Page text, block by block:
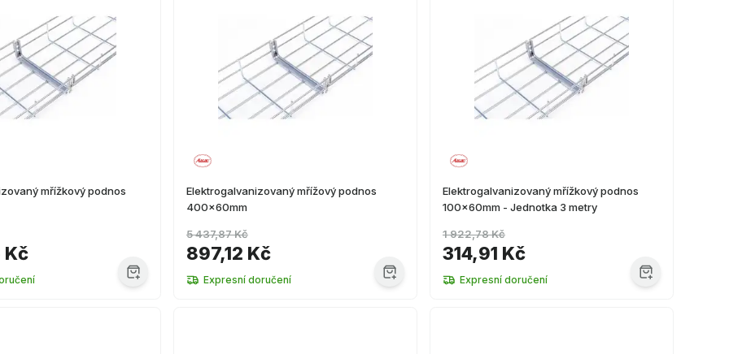
mřížkový podnos
Kč
Elektrogalvanizovaný mřížový podnos
400x60mm
897,12 Kč
5 437,87 Kč
Expresní doručení
Elektrogalvanizovaný mřížkový podnos
100x60mm - Jednotka 3 metry
314,91 Kč
1 922,78 Kč
Expresní doručení